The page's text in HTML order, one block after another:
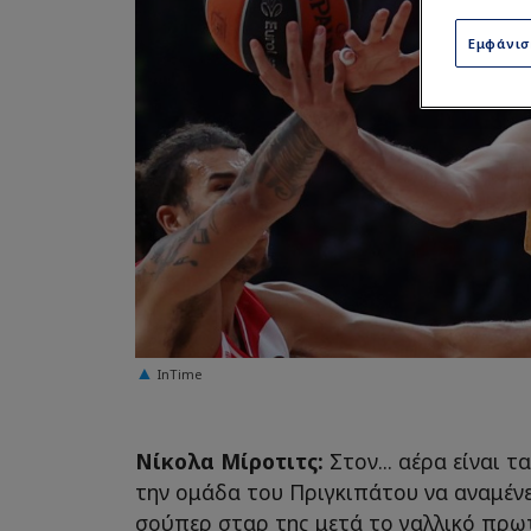
InTime
Νίκολα Μίροτιτς: Στον... αέρα είναι
την ομάδα του Πριγκιπάτου να
σούπερ σταρ της μετά το γαλλικό